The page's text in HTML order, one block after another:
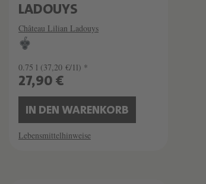
LADOUYS
Château Lilian Ladouys
0.75 l (37,20 €/1l) *
27,90 €
IN DEN WARENKORB
Lebensmittelhinweise